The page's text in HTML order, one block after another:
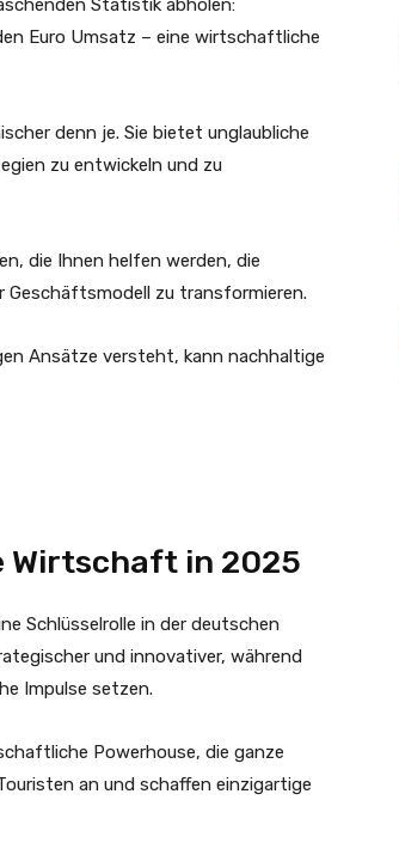
Statistik abholen:
Euro Umsatz – eine wirtschaftliche
denn je. Sie bietet unglaubliche
zu entwickeln und zu
die Ihnen helfen werden, die
Geschäftsmodell zu transformieren.
Ansätze versteht, kann nachhaltige
Wirtschaft in 2025
Schlüsselrolle in der deutschen
und innovativer, während
Impulse setzen.
Powerhouse, die ganze
an und schaffen einzigartige